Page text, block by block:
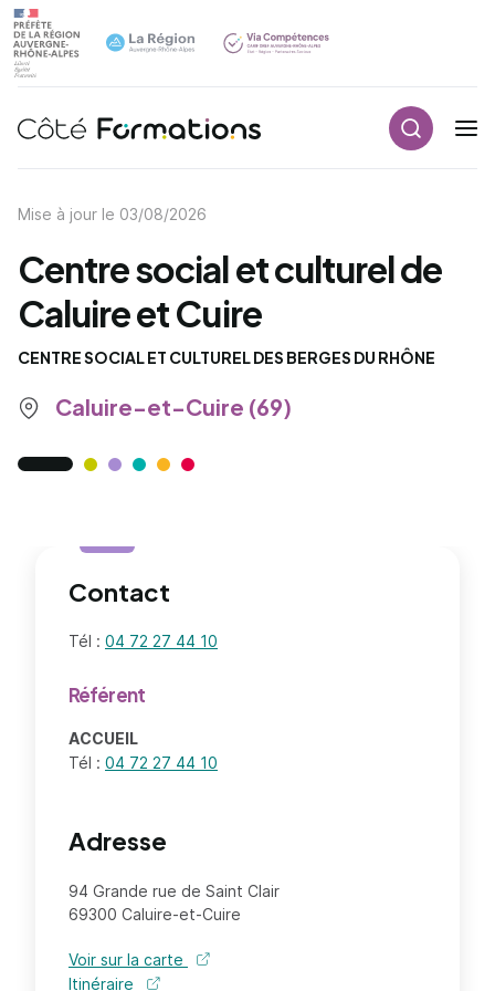
Navigation principale
Mise à jour le 03/08/2026
Centre social et culturel de
Caluire et Cuire
CENTRE SOCIAL ET CULTUREL DES BERGES DU RHÔNE
Caluire-et-Cuire (69)
Contact
Tél : 04 72 27 44 10
Référent
ACCUEIL
Tél : 04 72 27 44 10
Adresse
94 Grande rue de Saint Clair
69300 Caluire-et-Cuire
Voir sur la carte
Itinéraire